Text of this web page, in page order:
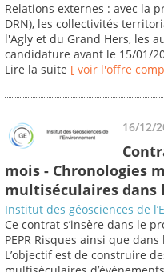
Relations externes : avec la
DRN), les collectivités
l'Agly et du Grand Hers, les
candidature avant le 15/01/
Lire la suite [ voir l'offre
16/12/
mois - Chronologies
multiséculaires dans
Institut des géosciences de
Ce contrat s’insère dans le
PEPR Risques ainsi que dans
L’objectif est de construire